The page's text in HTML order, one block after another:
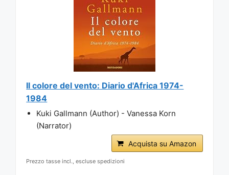
Il colore del vento: Diario d'Africa 1974-
1984
Kuki Gallmann (Author) - Vanessa Korn
(Narrator)
Acquista su Amazon
Prezzo tasse incl., escluse spedizioni